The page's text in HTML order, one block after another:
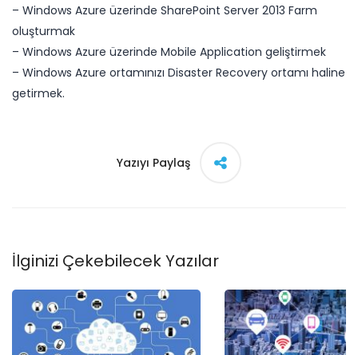
– Windows Azure üzerinde SharePoint Server 2013 Farm
oluşturmak
– Windows Azure üzerinde Mobile Application geliştirmek
– Windows Azure ortamınızı Disaster Recovery ortamı haline
getirmek.
Yazıyı Paylaş
İlginizi Çekebilecek Yazılar